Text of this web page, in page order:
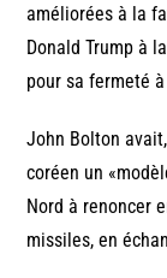
améliorées à la
Donald Trump à
pour sa fermeté
John Bolton
coréen un
Nord à renoncer
missiles, en